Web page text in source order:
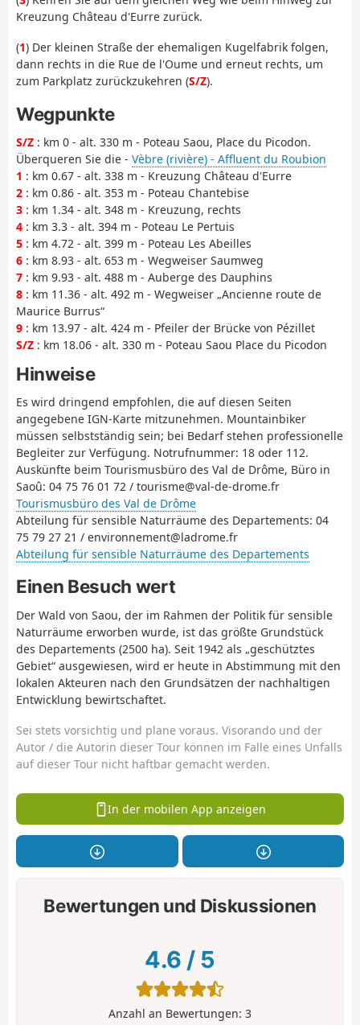
Kreuzung Château d'Eurre zurück.
(1) Der kleinen Straße der ehemaligen Kugelfabrik folgen,
dann rechts in die Rue de l'Oume und erneut rechts, um
zum Parkplatz zurückzukehren (S/Z).
Wegpunkte
S/Z : km 0 - alt. 330 m - Poteau Saou, Place du Picodon.
Überqueren Sie die - Vèbre (rivière) - Affluent du Roubion
1 : km 0.67 - alt. 338 m - Kreuzung Château d'Eurre
2 : km 0.86 - alt. 353 m - Poteau Chantebise
3 : km 1.34 - alt. 348 m - Kreuzung, rechts
4 : km 3.3 - alt. 394 m - Poteau Le Pertuis
5 : km 4.72 - alt. 399 m - Poteau Les Abeilles
6 : km 8.93 - alt. 653 m - Wegweiser Saumweg
7 : km 9.93 - alt. 488 m - Auberge des Dauphins
8 : km 11.36 - alt. 492 m - Wegweiser „Ancienne route de
Maurice Burrus“
9 : km 13.97 - alt. 424 m - Pfeiler der Brücke von Pézillet
S/Z : km 18.06 - alt. 330 m - Poteau Saou Place du Picodon
Hinweise
Es wird dringend empfohlen, die auf diesen Seiten
angegebene IGN-Karte mitzunehmen. Mountainbiker
müssen selbstständig sein; bei Bedarf stehen professionelle
Begleiter zur Verfügung. Notrufnummer: 18 oder 112.
Auskünfte beim Tourismusbüro des Val de Drôme, Büro in
Saoû: 04 75 76 01 72 / tourisme@val-de-drome.fr
Tourismusbüro des Val de Drôme
Abteilung für sensible Naturräume des Departements: 04
75 79 27 21 / environnement@ladrome.fr
Abteilung für sensible Naturräume des Departements
Einen Besuch wert
Der Wald von Saou, der im Rahmen der Politik für sensible
Naturräume erworben wurde, ist das größte Grundstück
des Departements (2500 ha). Seit 1942 als „geschütztes
Gebiet“ ausgewiesen, wird er heute in Abstimmung mit den
lokalen Akteuren nach den Grundsätzen der nachhaltigen
Entwicklung bewirtschaftet.
Sei stets vorsichtig und plane voraus. Visorando und der
Autor / die Autorin dieser Tour können im Falle eines Unfalls
auf dieser Tour nicht haftbar gemacht werden.
In der mobilen App anzeigen
Bewertungen und Diskussionen
4.6 / 5
Anzahl an Bewertungen: 3